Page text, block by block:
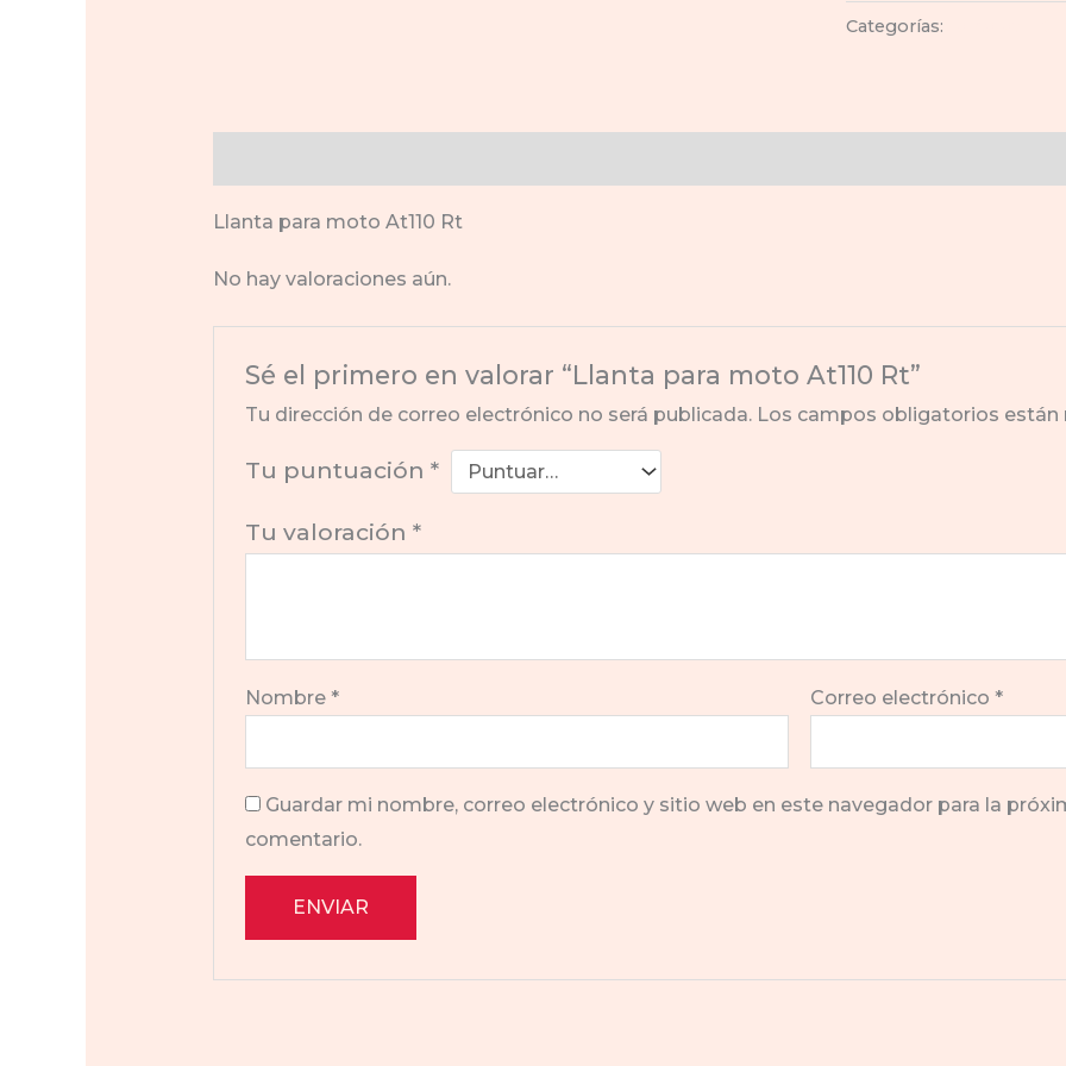
moto
Categorías:
Llanta para moto At110 Rt
No hay valoraciones aún.
Sé el primero en valorar “Llanta para moto At110 Rt”
Tu dirección de correo electrónico no será publicada. Los campos obligatorios están
Tu puntuación*
Tu valoración*
Nombre * Correo electrónico *
Guardar mi nombre, correo electrónico y sitio web en este navegador para la
comentario.